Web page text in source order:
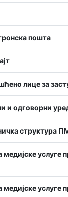
пошта
лице за
и одговорни
структура
медијске услуге
медијске услуге